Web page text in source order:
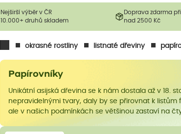
Nejširší výběr v ČR
10.000+ druhů skladem
Doprava zdarma
nad 2500 Kč
okrasné rostliny listnaté dřeviny
Papírovníky
Unikátní asijská dřevina se k nám dostala až v 18.
nepravidelnými tvary, daly by se přirovnat k
ale v našich podmínkách se většinou zastaví na